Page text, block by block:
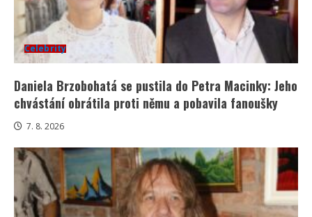
Celebrity
Daniela Brzobohatá se pustila do Petra Macinky: Jeho
chvástání obrátila proti němu a pobavila fanoušky
7. 8. 2026